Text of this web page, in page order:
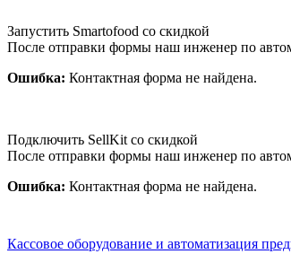
Запустить Smartofood со скидкой
После отправки формы наш инженер по
Ошибка: Контактная форма не найдена.
Подключить SellKit со скидкой
После отправки формы наш инженер по
Ошибка: Контактная форма не найдена.
Кассовое оборудование и автоматизация